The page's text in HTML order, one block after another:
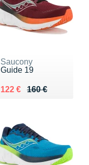
Saucony
Guide 19
160 €
Au lieu de 160 €
122 €
Vendu 122 €